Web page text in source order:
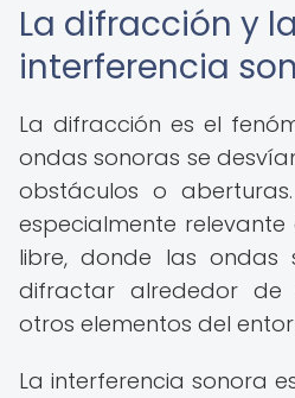
La difracción y la
interferencia
La difracción es el
ondas sonoras se
obstáculos o
especialmente
libre, donde las ondas
difractar alrededor de
otros elementos del
La interferencia sonora